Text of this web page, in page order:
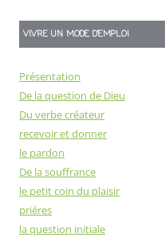
VIVRE UN MODE D’EMPLOI
Présentation
De la question de Dieu
Du verbe créateur
recevoir et donner
le pardon
De la souffrance
le petit coin du plaisir
priéres
la question initiale